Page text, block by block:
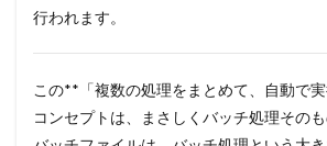
行われます。
この**「複数の処理をまとめて、自動で
コンセプトは、まさしくバッチ処理そのも